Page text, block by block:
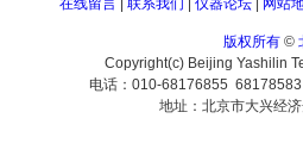
在线留言| 联系我们 仪器论坛| 网站
版权所有©
Copyright(c) Beijing Yashilin
电话：010-68176855
地址：北京市大兴经